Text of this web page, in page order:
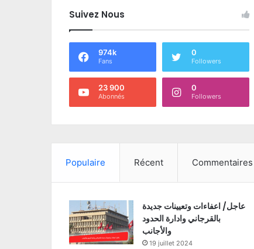
Suivez Nous
974k
Fans
0
Followers
23 900
Abonnés
0
Followers
Populaire Récent Commentaires
عاجل/ اعفاءات وتعيينات جديدة
بالقرجاني وادارة الحدود
والأجانب
19 juillet 2024